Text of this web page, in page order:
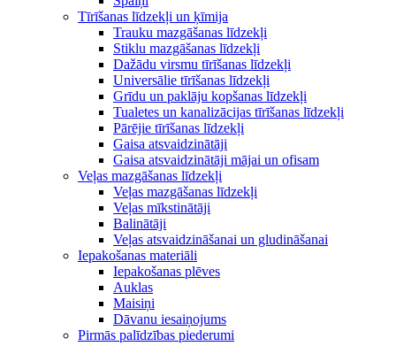
Tīrīšanas līdzekļi un ķīmija
Trauku mazgāšanas līdzekļi
Stiklu mazgāšanas līdzekļi
Dažādu virsmu tīrīšanas līdzekļi
Universālie tīrīšanas līdzekļi
Grīdu un paklāju kopšanas līdzekļi
Tualetes un kanalizācijas tīrīšanas līdzekļi
Pārējie tīrīšanas līdzekļi
Gaisa atsvaidzinātāji
Gaisa atsvaidzinātāji mājai un ofisam
Veļas mazgāšanas līdzekļi
Veļas mazgāšanas līdzekļi
Veļas mīkstinātāji
Balinātāji
Veļas atsvaidzināšanai un gludināšanai
Iepakošanas materiāli
Iepakošanas plēves
Auklas
Maisiņi
Dāvanu iesaiņojums
Pirmās palīdzības piederumi